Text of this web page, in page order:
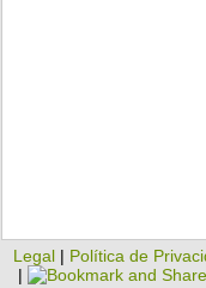
Legal | Política de
|